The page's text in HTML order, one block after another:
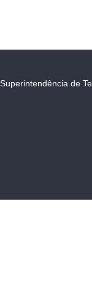
Superintendência de